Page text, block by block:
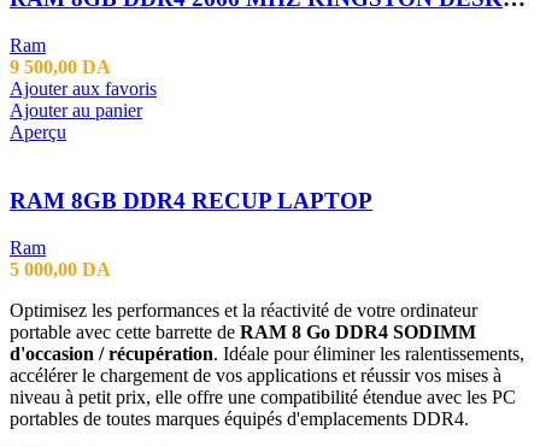
Ram
9 500,00 DA
Ajouter aux favoris
Ajouter au panier
Aperçu
RAM 8GB DDR4 RECUP LAPTOP
Ram
5 000,00 DA
Optimisez les performances et la réactivité de votre ordinateur
portable avec cette barrette de RAM 8 Go DDR4 SODIMM
d'occasion / récupération. Idéale pour éliminer les ralentissements,
accélérer le chargement de vos applications et réussir vos mises à
niveau à petit prix, elle offre une compatibilité étendue avec les PC
portables de toutes marques équipés d'emplacements DDR4.